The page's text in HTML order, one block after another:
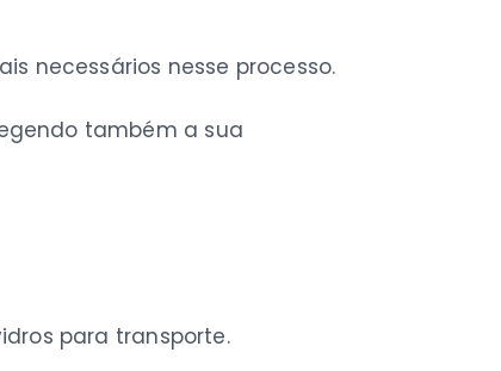
necessários nesse processo.
também a sua
para transporte.